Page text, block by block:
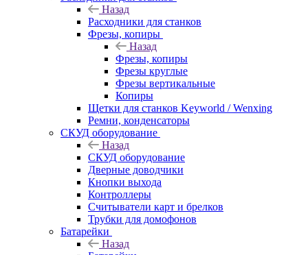
Назад
Расходники для станков
Фрезы, копиры
Назад
Фрезы, копиры
Фрезы круглые
Фрезы вертикальные
Копиры
Щетки для станков Keyworld / Wenxing
Ремни, конденсаторы
СКУД оборудование
Назад
СКУД оборудование
Дверные доводчики
Кнопки выхода
Контроллеры
Считыватели карт и брелков
Трубки для домофонов
Батарейки
Назад